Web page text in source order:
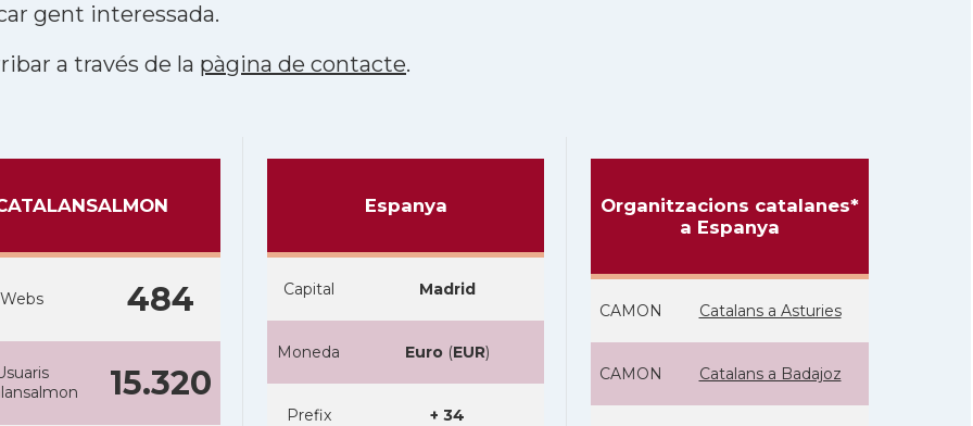
gent interessada.
a través de la pàgina de contacte.
Webs 484
15.320
Espanya
Capital Madrid
Moneda Euro(EUR)
Prefix + 34
Organitzacions catalanes*
a Espanya
CAMON Catalans a Asturies
CAMON Catalans a Badajoz